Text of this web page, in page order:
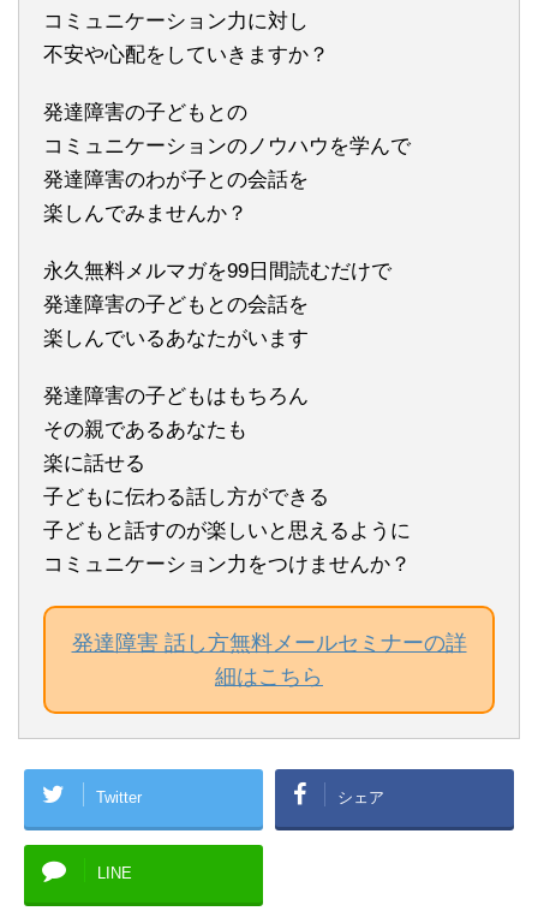
コミュニケーション力に対し
不安や心配をしていきますか？
発達障害の子どもとの
コミュニケーションのノウハウを学んで
発達障害のわが子との会話を
楽しんでみませんか？
永久無料メルマガを99日間読むだけで
発達障害の子どもとの会話を
楽しんでいるあなたがいます
発達障害の子どもはもちろん
その親であるあなたも
楽に話せる
子どもに伝わる話し方ができる
子どもと話すのが楽しいと思えるように
コミュニケーション力をつけませんか？
発達障害 話し方無料メールセミナーの詳
細はこちら
Twitter シェア
LINE